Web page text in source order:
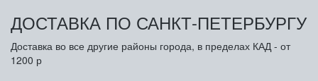
ДОСТАВКА ПО САНКТ-ПЕТЕРБУРГУ
Доставка во все другие районы города, в пределах КАД - от
1200 р